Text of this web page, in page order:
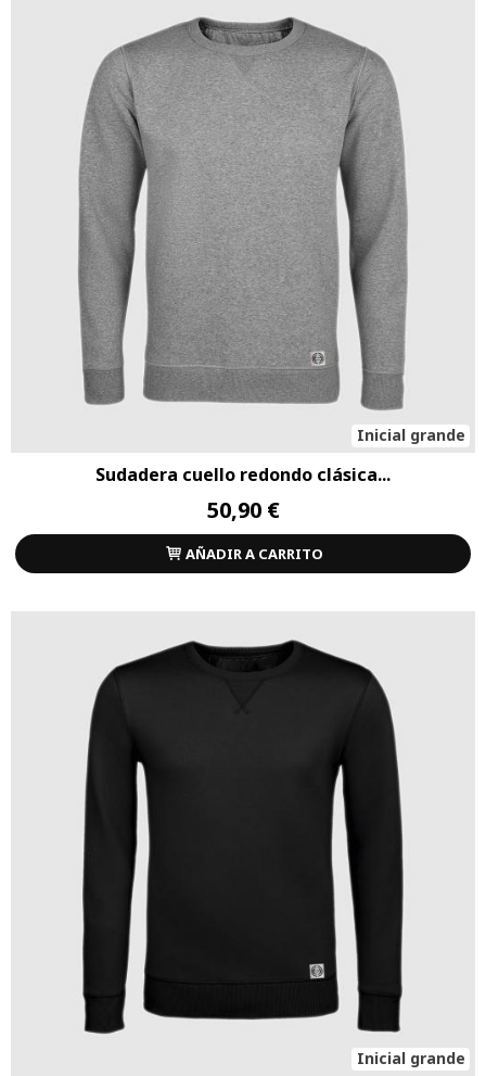
Inicial grande
Sudadera cuello redondo clásica...
50,90 €
AÑADIR A CARRITO
Inicial grande